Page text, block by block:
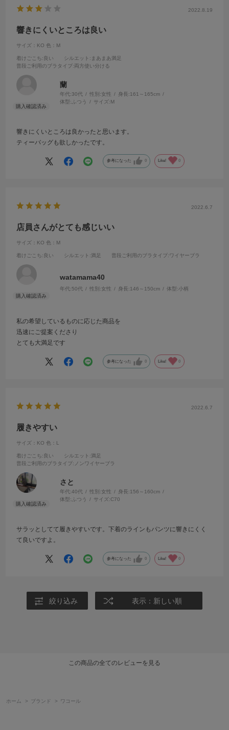
2022.8.19
響きにくいところは良い
サイズ：KO 色：M
着けごこち:良い シルエット :まあまあ満足
普段ご利用のブラタイプ :両方使い分ける
蘭
年代:30代 性別:女性 身長:161～165cm
体型: ふつう サイズ:M
響きにくいところは良かったと思います。
ティーバッグも欲しかったです。
参考になった 0 Like! 0
2022.6.7
店員さんがとても感じいい
サイズ：KO 色：M
着けごこち:良い シルエット :満足 普段ご利用のブラタイプ :ワイヤーブラ
watamama40
年代:50代 性別:女性 身長:146～150cm 体型:小柄
私の希望しているものに応じた商品を
迅速にご提案くださり
とても大満足です
参考になった 0 Like! 0
2022.6.7
履きやすい
サイズ：KO 色：L
着けごこち:良い シルエット :満足
普段ご利用のブラタイプ :ノンワイヤーブラ
さと
年代:40代 性別:女性 身長:156～160cm
体型:ふつう サイズ:C70
サラッとしてて履きやすいです。下着のラインもパンツに響きにくく
て良いですよ。
参考になった 0 Like! 0
絞り込み 表示：新しい順
この商品の全てのレビューを見る
ホーム > ブランド > ワコール